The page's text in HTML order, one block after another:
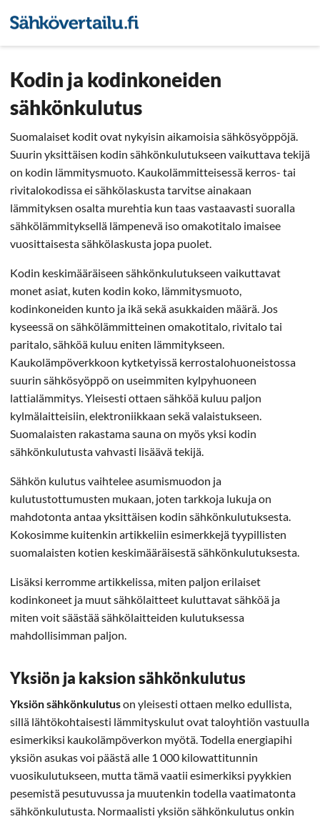
Kodin ja kodinkoneiden
sähkönkulutus
Suomalaiset kodit ovat nykyisin aikamoisia sähkösyöppöjä.
Suurin yksittäisen kodin sähkönkulutukseen vaikuttava tekijä
on kodin lämmitysmuoto. Kaukolämmitteisessä kerros- tai
rivitalokodissa ei sähkölaskusta tarvitse ainakaan
lämmityksen osalta murehtia kun taas vastaavasti suoralla
sähkölämmityksellä lämpenevä iso omakotitalo imaisee
vuosittaisesta sähkölaskusta jopa puolet.
Kodin keskimääräiseen sähkönkulutukseen vaikuttavat
monet asiat, kuten kodin koko, lämmitysmuoto,
kodinkoneiden kunto ja ikä sekä asukkaiden määrä. Jos
kyseessä on sähkölämmitteinen omakotitalo, rivitalo tai
paritalo, sähköä kuluu eniten lämmitykseen.
Kaukolämpöverkkoon kytketyissä kerrostalohuoneistossa
suurin sähkösyöppö on useimmiten kylpyhuoneen
lattialämmitys. Yleisesti ottaen sähköä kuluu paljon
kylmälaitteisiin, elektroniikkaan sekä valaistukseen.
Suomalaisten rakastama sauna on myös yksi kodin
sähkönkulutusta vahvasti lisäävä tekijä.
Sähkön kulutus vaihtelee asumismuodon ja
kulutustottumusten mukaan, joten tarkkoja lukuja on
mahdotonta antaa yksittäisen kodin sähkönkulutuksesta.
Kokosimme kuitenkin artikkeliin esimerkkejä tyypillisten
suomalaisten kotien keskimääräisestä sähkönkulutuksesta.
Lisäksi kerromme artikkelissa, miten paljon erilaiset
kodinkoneet ja muut sähkölaitteet kuluttavat sähköä ja
miten voit säästää sähkölaitteiden kulutuksessa
mahdollisimman paljon.
Yksiön ja kaksion sähkönkulutus
Yksiön sähkönkulutuson yleisesti ottaen melko edullista,
sillä lähtökohtaisesti lämmityskulut ovat taloyhtiön vastuulla
esimerkiksi kaukolämpöverkon myötä. Todella energiapihi
yksiön asukas voi päästä alle 1 000 kilowattitunnin
vuosikulutukseen, mutta tämä vaatii esimerkiksi pyykkien
pesemistä pesutuvussa ja muutenkin todella vaatimatonta
sähkönkulutusta. Normaalisti yksiön sähkönkulutus onkin